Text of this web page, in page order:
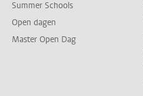
Summer Schools
Open dagen
Master Open Dag